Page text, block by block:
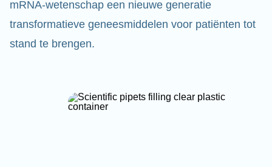
mRNA-wetenschap een nieuwe generatie
transformatieve geneesmiddelen voor patiënten tot
stand te brengen.